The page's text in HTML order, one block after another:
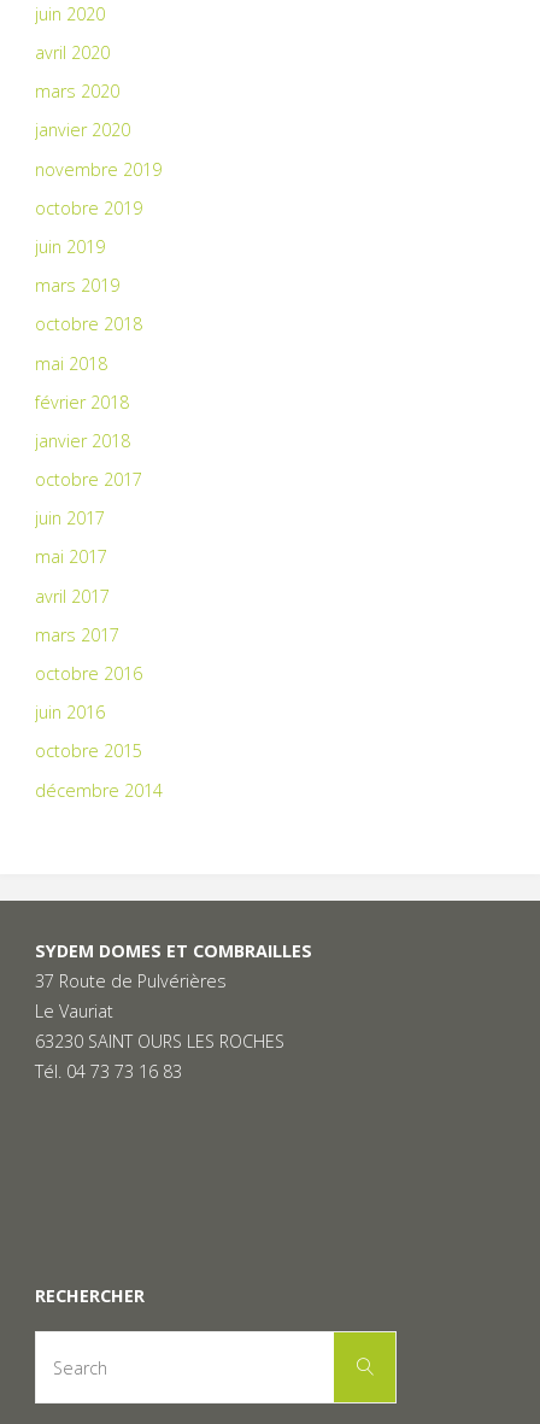
juin 2020
avril 2020
mars 2020
janvier 2020
novembre 2019
octobre 2019
juin 2019
mars 2019
octobre 2018
mai 2018
février 2018
janvier 2018
octobre 2017
juin 2017
mai 2017
avril 2017
mars 2017
octobre 2016
juin 2016
octobre 2015
décembre 2014
SYDEM DOMES ET COMBRAILLES
37 Route de Pulvérières
Le Vauriat
63230 SAINT OURS LES ROCHES
Tél. 04 73 73 16 83
RECHERCHER
Search